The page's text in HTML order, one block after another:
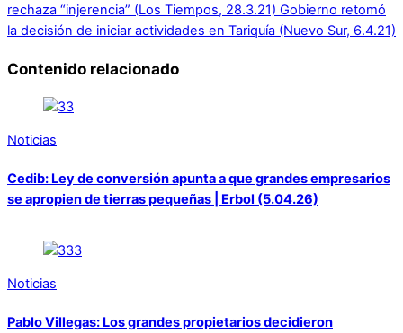
rechaza “injerencia” (Los Tiempos, 28.3.21) Gobierno retomó
la decisión de iniciar actividades en Tariquía (Nuevo Sur, 6.4.21)
Contenido relacionado
Noticias
Cedib: Ley de conversión apunta a que grandes empresarios
se apropien de tierras pequeñas | Erbol (5.04.26)
Noticias
Pablo Villegas: Los grandes propietarios decidieron